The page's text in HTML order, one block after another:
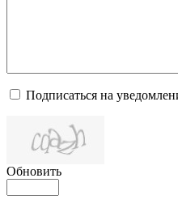
Подписаться на
Обновить